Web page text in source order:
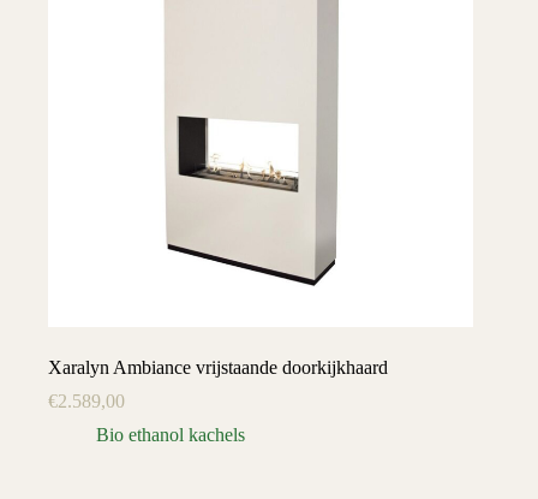
Xaralyn Ambiance vrijstaande doorkijkhaard
€2.589,00
Bio ethanol kachels